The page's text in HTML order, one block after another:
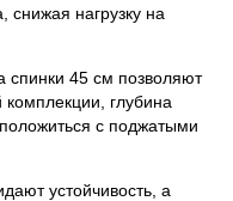
снижая нагрузку на
спинки 45 см позволяют
глубина
с поджатыми
устойчивость, а